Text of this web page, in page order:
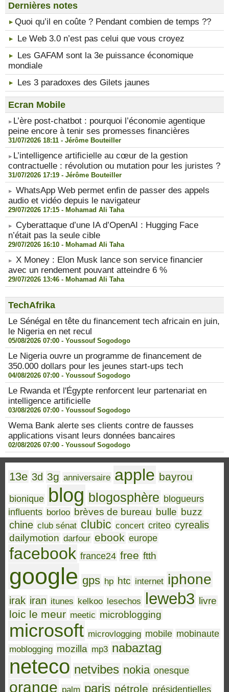
Dernières notes
​Quoi qu’il en coûte ? Pendant combien de temps ??
Le Web 3.0 n’est pas celui que vous croyez
Les GAFAM sont la 3e puissance économique
mondiale
Les 3 paradoxes des Gilets jaunes
Ecran Mobile
​L’ère post-chatbot : pourquoi l’économie agentique
peine encore à tenir ses promesses financières
31/07/2026 18:11 - Jérôme Bouteiller
​L’intelligence artificielle au cœur de la gestion
contractuelle : révolution ou mutation pour les juristes ?
31/07/2026 17:19 - Jérôme Bouteiller
WhatsApp Web permet enfin de passer des appels
audio et vidéo depuis le navigateur
29/07/2026 17:15 - Mohamad Ali Taha
Cyberattaque d’une IA d’OpenAI : Hugging Face
n’était pas la seule cible
29/07/2026 16:10 - Mohamad Ali Taha
X Money : Elon Musk lance son service financier
avec un rendement pouvant atteindre 6 %
29/07/2026 13:46 - Mohamad Ali Taha
TechAfrika
Le Sénégal en tête du financement tech africain en juin,
le Nigeria en net recul
05/08/2026 07:00 - Youssouf Sogodogo
Le Nigeria ouvre un programme de financement de
350.000 dollars pour les jeunes start-ups tech
04/08/2026 07:00 - Youssouf Sogodogo
Le Rwanda et l'Égypte renforcent leur partenariat en
intelligence artificielle
03/08/2026 07:00 - Youssouf Sogodogo
Wema Bank alerte ses clients contre de fausses
applications visant leurs données bancaires
02/08/2026 07:00 - Youssouf Sogodogo
13e 3d 3g anniversaire apple bayrou
bionique blog blogosphère blogueurs
influents borloo brèves de bureau bulle buzz
chine club sénat clubic concert criteo cyrealis
dailymotion darfour ebook europe
facebook france24 free ftth
google gps hp htc internet iphone
irak iran itunes kelkoo lesechos leweb3 livre
loic le meur meetic microblogging
microsoft microvlogging mobile mobinaute
moblogging mozilla mp3 nabaztag
neteco netvibes nokia onesque
orange palm paris pétrole présidentielles